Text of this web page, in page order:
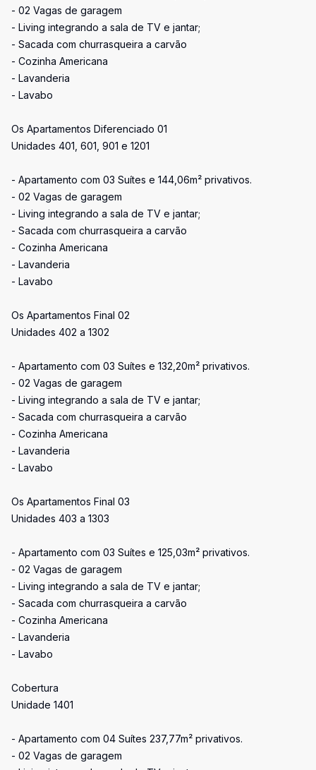
- 02 Vagas de garagem
- Living integrando a sala de TV e jantar;
- Sacada com churrasqueira a carvão
- Cozinha Americana
- Lavanderia
- Lavabo
Os Apartamentos Diferenciado 01
Unidades 401, 601, 901 e 1201
- Apartamento com 03 Suítes e 144,06m² privativos.
- 02 Vagas de garagem
- Living integrando a sala de TV e jantar;
- Sacada com churrasqueira a carvão
- Cozinha Americana
- Lavanderia
- Lavabo
Os Apartamentos Final 02
Unidades 402 a 1302
- Apartamento com 03 Suítes e 132,20m² privativos.
- 02 Vagas de garagem
- Living integrando a sala de TV e jantar;
- Sacada com churrasqueira a carvão
- Cozinha Americana
- Lavanderia
- Lavabo
Os Apartamentos Final 03
Unidades 403 a 1303
- Apartamento com 03 Suítes e 125,03m² privativos.
- 02 Vagas de garagem
- Living integrando a sala de TV e jantar;
- Sacada com churrasqueira a carvão
- Cozinha Americana
- Lavanderia
- Lavabo
Cobertura
Unidade 1401
- Apartamento com 04 Suítes 237,77m² privativos.
- 02 Vagas de garagem